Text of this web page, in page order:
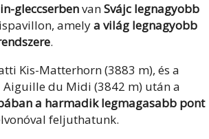
gleccserbenvanSvájc legnagyobb
amelya világ legnagyobb
.
Kis-Matterhorn (3883 m), és a
du Midi (3842 m) után a
a harmadik legmagasabb pont
feljuthatunk.